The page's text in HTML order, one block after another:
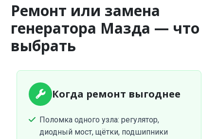
Ремонт или замена
генератора Мазда — что
выбрать
Когда ремонт выгоднее
Поломка одного узла: регулятор,
диодный мост, щётки, подшипники